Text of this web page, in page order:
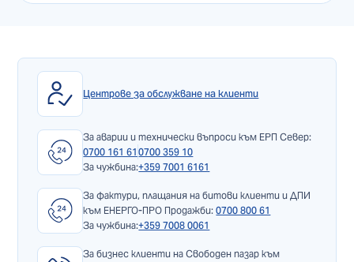
Центрове за обслужване на клиенти
За аварии и технически въпроси към ЕРП Север:
0700 161 61 0700 359 10
За чужбина:+359 7001 6161
За фактури, плащания на битови клиенти и ДПИ
към ЕНЕРГО-ПРО Продажби:0700 800 61
За чужбина:+359 7008 0061
За бизнес клиенти на Свободен пазар към